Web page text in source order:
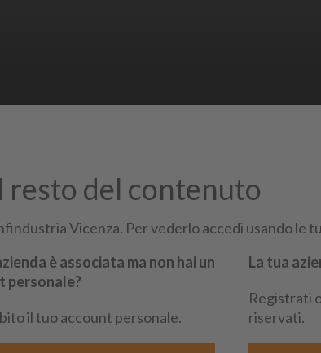
resto del contenuto
Vicenza. Per vederlo accedi usando le
è associata ma non hai un
personale?
il tuo account personale.
La tua
Registrati
riservati.
nostro associato